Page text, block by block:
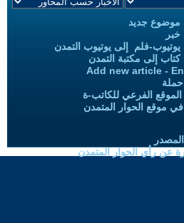
موضوع جديد
خبر
يوتيوب-فلم إلى يوتيوب التمدن
كتاب إلى مكتبة التمدن
Add new article -
الفرعي للكاتب-ة
موقع الحوار المتمدن
عن رأي الحوار المتمدن